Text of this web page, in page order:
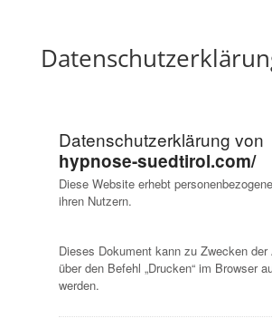
Datenschutzerklärung von
hypnose-suedtirol.com/
Diese Website erhebt
ihren Nutzern.
Dieses Dokument kann zu Zwecken der
über den Befehl „Drucken“ im Browser
werden.